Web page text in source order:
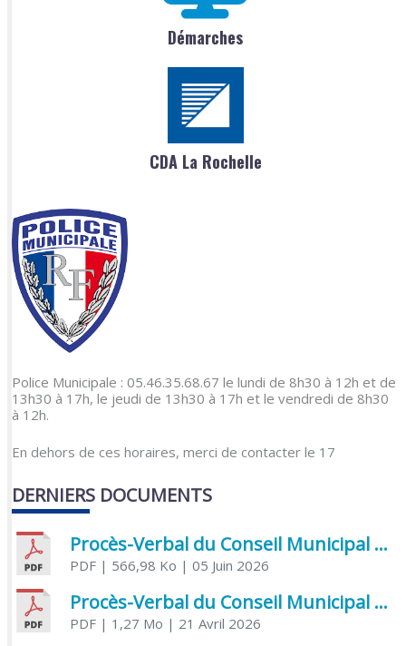
Démarches
CDA La Rochelle
Police Municipale : 05.46.35.68.67 le lundi de 8h30 à 12h et de
13h30 à 17h, le jeudi de 13h30 à 17h et le vendredi de 8h30
à 12h.
En dehors de ces horaires, merci de contacter le 17
DERNIERS DOCUMENTS
Procès-Verbal du Conseil Municipal du 5 juin 2026
PDF| 566,98 Ko | 05 Juin 2026
Procès-Verbal du Conseil Municipal du 21 avril 2026
PDF| 1,27 Mo | 21 Avril 2026